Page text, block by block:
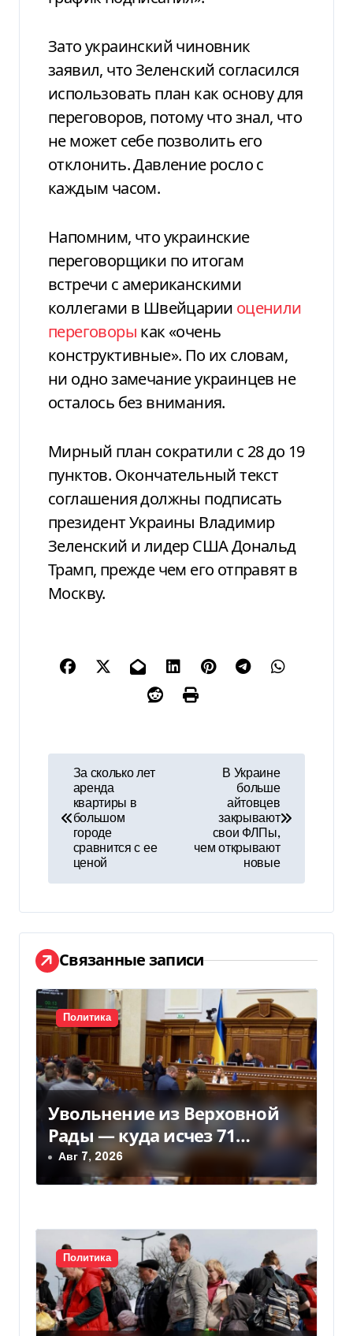
Зато украинский чиновник
заявил, что Зеленский согласился
использовать план как основу для
переговоров, потому что знал, что
не может себе позволить его
отклонить. Давление росло с
каждым часом.
Напомним, что украинские
переговорщики по итогам
встречи с американскими
коллегами в Швейцарии оценили
переговоры как «очень
конструктивные». По их словам,
ни одно замечание украинцев не
осталось без внимания.
Мирный план сократили с 28 до 19
пунктов. Окончательный текст
соглашения должны подписать
президент Украины Владимир
Зеленский и лидер США Дональд
Трамп, прежде чем его отправят в
Москву.
а
ц
и
я
п
о
з
а
п
и
с
я
м
За сколько лет
аренда
квартиры в
большом
городе
сравнится с ее
ценой
В Украине
больше
айтовцев
закрывают
свои ФЛПы,
чем открывают
новые
Связанные записи
Политика
Увольнение из Верховной
Рады — куда исчез 71
народный депутат за семь
лет
Авг 7, 2026
Политика